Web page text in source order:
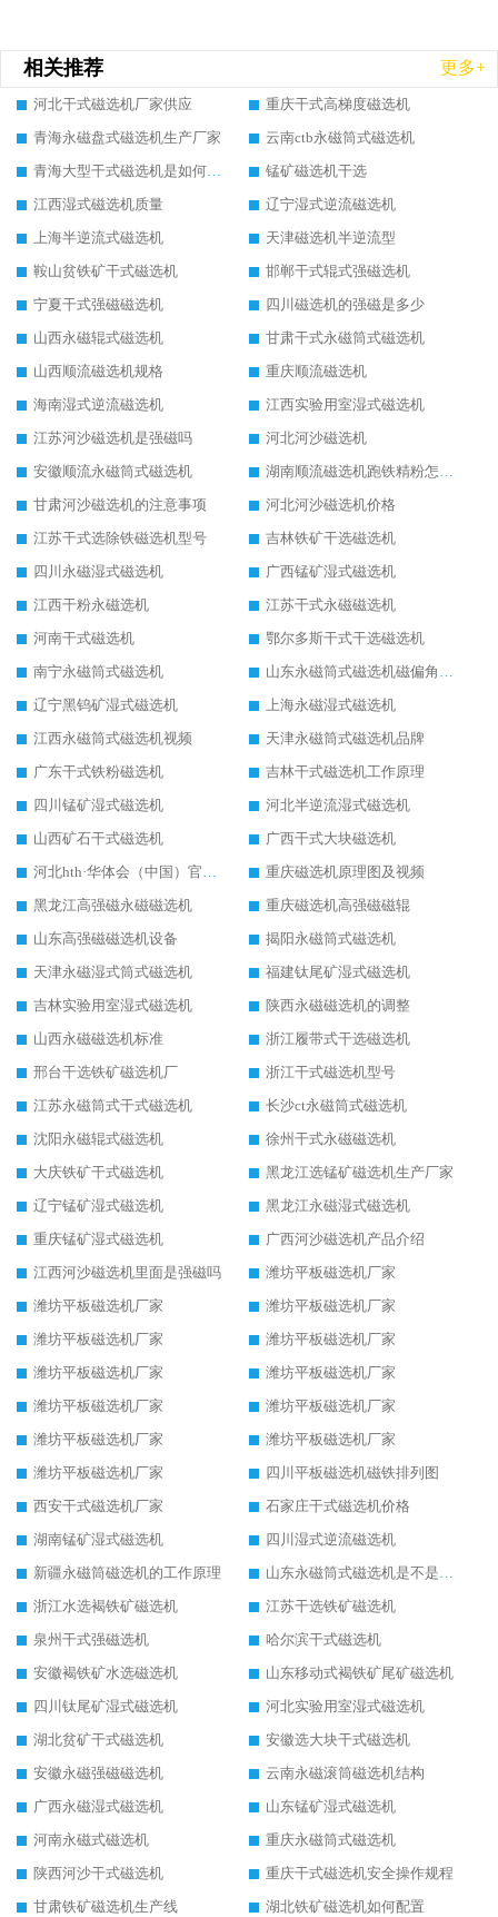
相关推荐 更多+
河北干式磁选机厂家供应
重庆干式高梯度磁选机
青海永磁盘式磁选机生产厂家
云南ctb永磁筒式磁选机
青海大型干式磁选机是如何选矿的
锰矿磁选机干选
江西湿式磁选机质量
辽宁湿式逆流磁选机
上海半逆流式磁选机
天津磁选机半逆流型
鞍山贫铁矿干式磁选机
邯郸干式辊式强磁选机
宁夏干式强磁磁选机
四川磁选机的强磁是多少
山西永磁辊式磁选机
甘肃干式永磁筒式磁选机
山西顺流磁选机规格
重庆顺流磁选机
海南湿式逆流磁选机
江西实验用室湿式磁选机
江苏河沙磁选机是强磁吗
河北河沙磁选机
安徽顺流永磁筒式磁选机
湖南顺流磁选机跑铁精粉怎么处理
甘肃河沙磁选机的注意事项
河北河沙磁选机价格
江苏干式选除铁磁选机型号
吉林铁矿干选磁选机
四川永磁湿式磁选机
广西锰矿湿式磁选机
江西干粉永磁选机
江苏干式永磁磁选机
河南干式磁选机
鄂尔多斯干式干选磁选机
南宁永磁筒式磁选机
山东永磁筒式磁选机磁偏角怎么调整
辽宁黑钨矿湿式磁选机
上海永磁湿式磁选机
江西永磁筒式磁选机视频
天津永磁筒式磁选机品牌
广东干式铁粉磁选机
吉林干式磁选机工作原理
四川锰矿湿式磁选机
河北半逆流湿式磁选机
山西矿石干式磁选机
广西干式大块磁选机
河北hth·华体会（中国）官方网站-hth.com 工作视频
重庆磁选机原理图及视频
黑龙江高强磁永磁磁选机
重庆磁选机高强磁磁辊
山东高强磁磁选机设备
揭阳永磁筒式磁选机
天津永磁湿式筒式磁选机
福建钛尾矿湿式磁选机
吉林实验用室湿式磁选机
陕西永磁磁选机的调整
山西永磁磁选机标准
浙江履带式干选磁选机
邢台干选铁矿磁选机厂
浙江干式磁选机型号
江苏永磁筒式干式磁选机
长沙ct永磁筒式磁选机
沈阳永磁辊式磁选机
徐州干式永磁磁选机
大庆铁矿干式磁选机
黑龙江选锰矿磁选机生产厂家
辽宁锰矿湿式磁选机
黑龙江永磁湿式磁选机
重庆锰矿湿式磁选机
广西河沙磁选机产品介绍
江西河沙磁选机里面是强磁吗
潍坊平板磁选机厂家
潍坊平板磁选机厂家
潍坊平板磁选机厂家
潍坊平板磁选机厂家
潍坊平板磁选机厂家
潍坊平板磁选机厂家
潍坊平板磁选机厂家
潍坊平板磁选机厂家
潍坊平板磁选机厂家
潍坊平板磁选机厂家
潍坊平板磁选机厂家
潍坊平板磁选机厂家
四川平板磁选机磁铁排列图
西安干式磁选机厂家
石家庄干式磁选机价格
湖南锰矿湿式磁选机
四川湿式逆流磁选机
新疆永磁筒磁选机的工作原理
山东永磁筒式磁选机是不是强磁
浙江水选褐铁矿磁选机
江苏干选铁矿磁选机
泉州干式强磁选机
哈尔滨干式磁选机
安徽褐铁矿水选磁选机
山东移动式褐铁矿尾矿磁选机
四川钛尾矿湿式磁选机
河北实验用室湿式磁选机
湖北贫矿干式磁选机
安徽选大块干式磁选机
安徽永磁强磁磁选机
云南永磁滚筒磁选机结构
广西永磁湿式磁选机
山东锰矿湿式磁选机
河南永磁式磁选机
重庆永磁筒式磁选机
陕西河沙干式磁选机
重庆干式磁选机安全操作规程
甘肃铁矿磁选机生产线
湖北铁矿磁选机如何配置